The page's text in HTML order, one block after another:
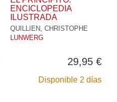
ENCICLOPEDIA
ILUSTRADA
QUILLIEN, CHRISTOPHE
LUNWERG
29,95 €
Disponible 2 días